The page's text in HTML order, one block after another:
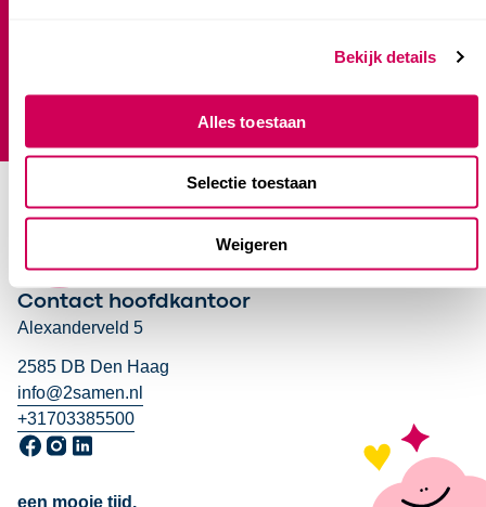
Bekijk details
Alles toestaan
Selectie toestaan
Weigeren
Jaarverslag
Contact hoofdkantoor
Alexanderveld 5
2585 DB Den Haag
info@2samen.nl
+31703385500
Ga naar onze Facebook pagina, opent in een nieuw venster
Ga naar onze Instagram pagina, opent in een nieuw
Ga naar onze LinkedIn pagina, opent in een nieuw
een mooie tijd.